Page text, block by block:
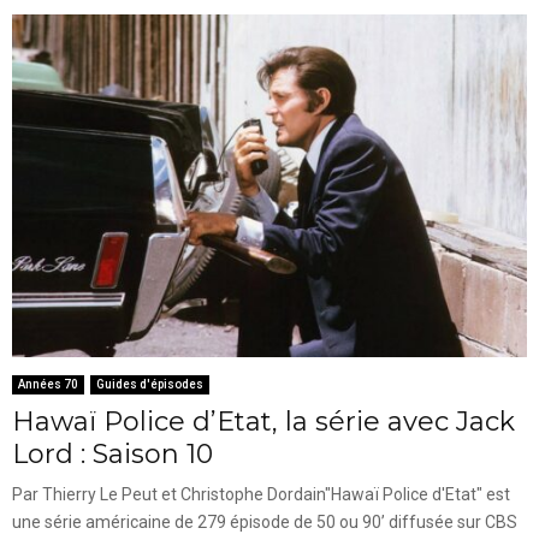
Années 70 Guides d'épisodes
Hawaï Police d’Etat, la série avec Jack
Lord : Saison 10
Par Thierry Le Peut et Christophe Dordain"Hawaï Police d'Etat" est
une série américaine de 279 épisode de 50 ou 90’ diffusée sur CBS